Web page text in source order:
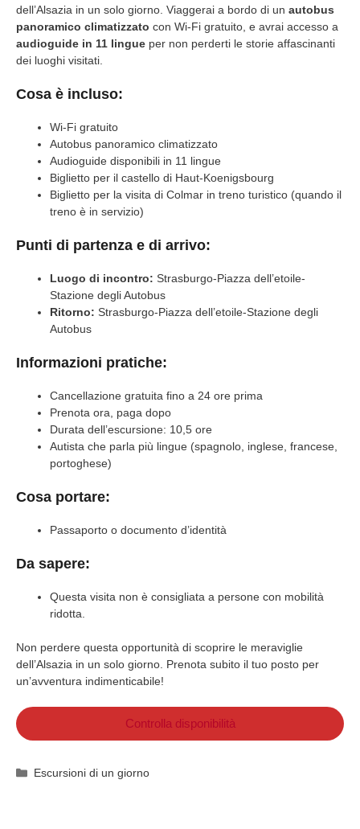
dell’Alsazia in un solo giorno. Viaggerai a bordo di un autobus
panoramico climatizzato con Wi-Fi gratuito, e avrai accesso a
audioguide in 11 lingue per non perderti le storie affascinanti
dei luoghi visitati.
Cosa è incluso:
Wi-Fi gratuito
Autobus panoramico climatizzato
Audioguide disponibili in 11 lingue
Biglietto per il castello di Haut-Koenigsbourg
Biglietto per la visita di Colmar in treno turistico (quando il
treno è in servizio)
Punti di partenza e di arrivo:
Luogo di incontro: Strasburgo-Piazza dell’etoile-
Stazione degli Autobus
Ritorno: Strasburgo-Piazza dell’etoile-Stazione degli
Autobus
Informazioni pratiche:
Cancellazione gratuita fino a 24 ore prima
Prenota ora, paga dopo
Durata dell’escursione: 10,5 ore
Autista che parla più lingue (spagnolo, inglese, francese,
portoghese)
Cosa portare:
Passaporto o documento d’identità
Da sapere:
Questa visita non è consigliata a persone con mobilità
ridotta.
Non perdere questa opportunità di scoprire le meraviglie
dell’Alsazia in un solo giorno. Prenota subito il tuo posto per
un’avventura indimenticabile!
Controlla disponibilità
Categorie
Escursioni di un giorno